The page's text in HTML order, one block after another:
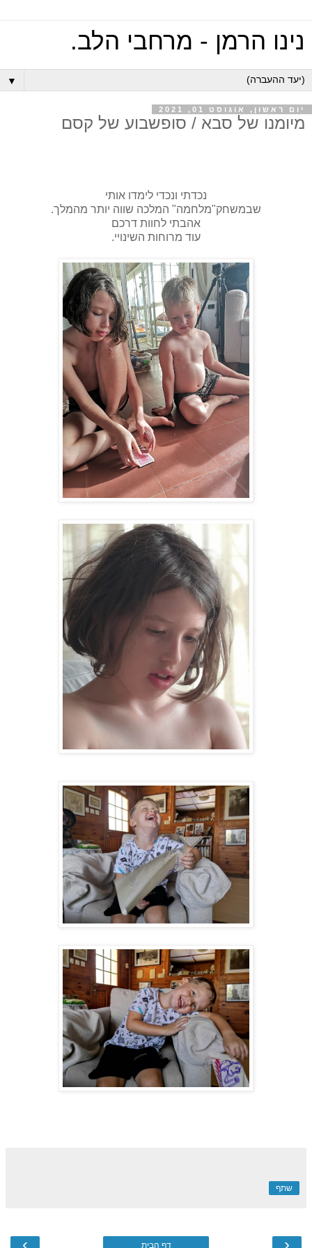
נינו הרמן - מרחבי הלב.
▼
יום ראשון, אוגוסט 01, 2021
מיומנו של סבא / סופשבוע של קסם
נכדתי ונכדי לימדו אותי
שבמשחק"מלחמה" המלכה שווה יותר מהמלך.
אהבתי לחוות דרכם
עוד מרוחות השינויי.
שתף
דף הבית